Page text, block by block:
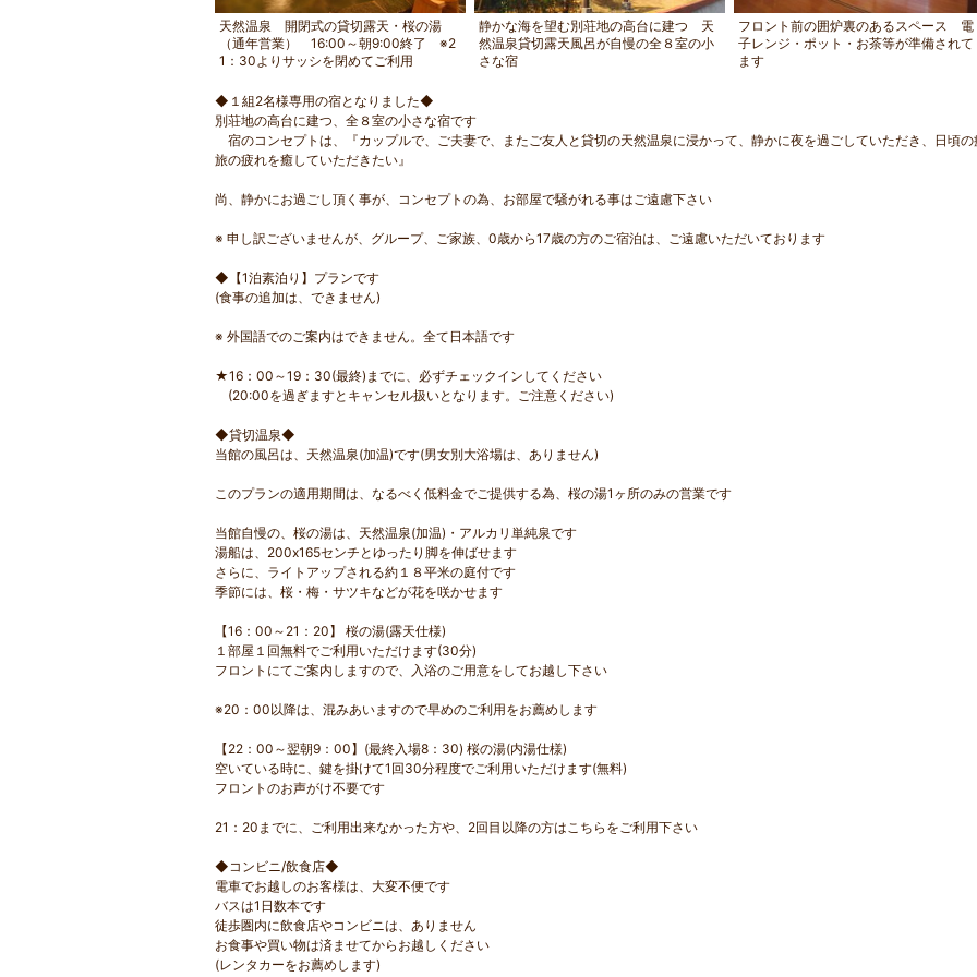
天然温泉 開閉式の貸切露天・桜の湯
（通年営業） 16:00～朝9:00終了 ※2
1：30よりサッシを閉めてご利用
静かな海を望む別荘地の高台に建つ 天
然温泉貸切露天風呂が自慢の全８室の小
さな宿
フロント前の囲炉裏のあるスペース 電
子レンジ・ポット・お茶等が準備されて
ます
◆１組2名様専用の宿となりました◆
別荘地の高台に建つ、全８室の小さな宿です
宿のコンセプトは、『カップルで、ご夫妻で、またご友人と貸切の天然温泉に浸かって、静かに夜を過ごしていただき、日頃の
旅の疲れを癒していただきたい』
尚、静かにお過ごし頂く事が、コンセプトの為、お部屋で騒がれる事はご遠慮下さい
※ 申し訳ございませんが、グループ、ご家族、0歳から17歳の方のご宿泊は、ご遠慮いただいております
◆【1泊素泊り】プランです
(食事の追加は、できません)
※ 外国語でのご案内はできません。全て日本語です
★16：00～19：30(最終)までに、必ずチェックインしてください
(20:00を過ぎますとキャンセル扱いとなります。ご注意ください)
◆貸切温泉◆
当館の風呂は、天然温泉(加温)です(男女別大浴場は、ありません)
このプランの適用期間は、なるべく低料金でご提供する為、桜の湯1ヶ所のみの営業です
当館自慢の、桜の湯は、天然温泉(加温)・アルカリ単純泉です
湯船は、200x165センチとゆったり脚を伸ばせます
さらに、ライトアップされる約１８平米の庭付です
季節には、桜・梅・サツキなどが花を咲かせます
【16：00～21：20】 桜の湯(露天仕様)
１部屋１回無料でご利用いただけます(30分)
フロントにてご案内しますので、入浴のご用意をしてお越し下さい
※20：00以降は、混みあいますので早めのご利用をお薦めします
【22：00～翌朝9：00】(最終入場8：30) 桜の湯(内湯仕様)
空いている時に、鍵を掛けて1回30分程度でご利用いただけます(無料)
フロントのお声がけ不要です
21：20までに、ご利用出来なかった方や、2回目以降の方はこちらをご利用下さい
◆コンビニ/飲食店◆
電車でお越しのお客様は、大変不便です
バスは1日数本です
徒歩圏内に飲食店やコンビニは、ありません
お食事や買い物は済ませてからお越しください
(レンタカーをお薦めします)